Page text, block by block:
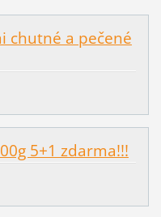
chutné a pečené
5+1 zdarma!!!